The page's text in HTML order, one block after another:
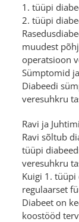
1. tüüpi
2. tüüpi
muudest
operatsioon
Sümptomid
Diabeedi
veresuhkru
Ravi ja
Ravi sõltub
tüüpi
veresuhkru
Kuigi 1.
regulaarset
Diabeet on
koostööd